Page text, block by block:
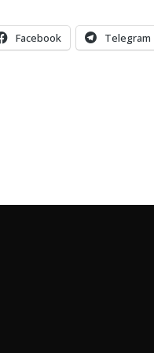
Facebook Telegram